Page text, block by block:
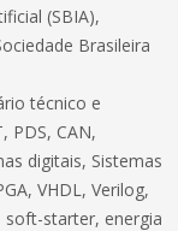
(SBIA),
Brasileira
técnico e
PDS, CAN,
digitais, Sistemas
VHDL, Verilog,
soft-starter, energia